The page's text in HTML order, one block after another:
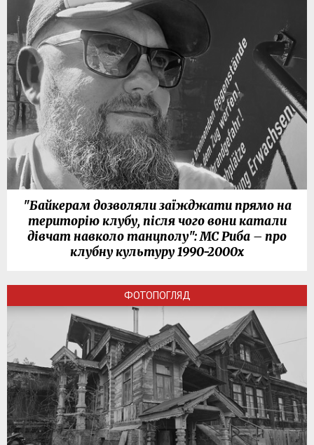
"Байкерам дозволяли заїжджати прямо на
територію клубу, після чого вони катали
дівчат навколо танцполу": МС Риба – про
клубну культуру 1990-2000х
ФОТОПОГЛЯД